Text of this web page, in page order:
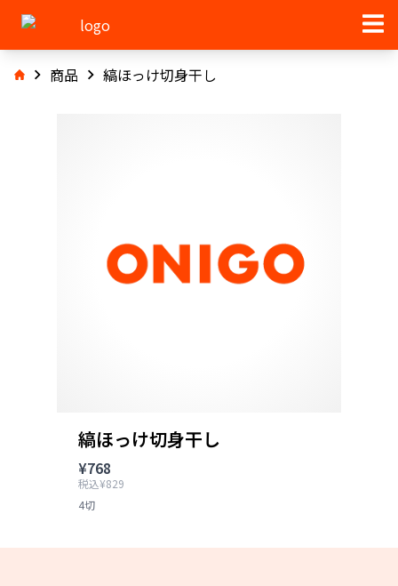
商品 縞ほっけ切身干し
縞ほっけ切身干し
¥768
税込¥829
4切